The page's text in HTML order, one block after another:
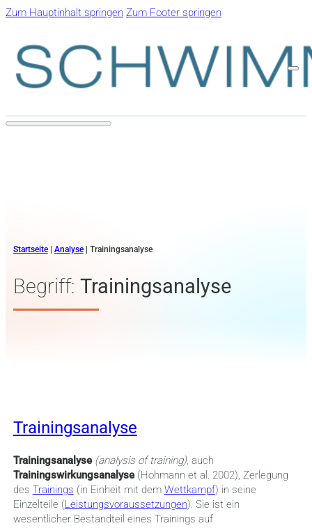
Zum Hauptinhalt springen Zum Footer springen
Startseite| Analyse| Trainingsanalyse
Begriff: Trainingsanalyse
Trainingsanalyse
Trainingsanalyse (analysis of training), auch
Trainingswirkungsanalyse (Hohmann et al. 2002), Zerlegung
des Trainings (in Einheit mit dem Wettkampf) in seine
Einzelteile (Leistungsvoraussetzungen). Sie ist ein
wesentlicher Bestandteil eines Trainings auf